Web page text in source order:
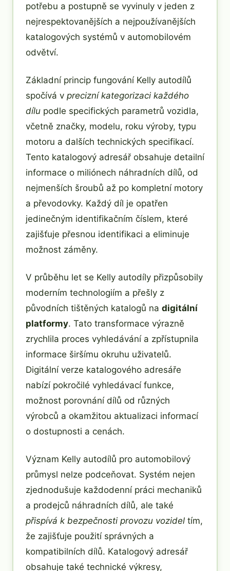
potřebu a postupně se vyvinuly v jeden z
nejrespektovanějších a nejpoužívanějších
katalogových systémů v automobilovém
odvětví.
Základní princip fungování Kelly autodílů
spočívá v precizní kategorizaci každého
dílu podle specifických parametrů vozidla,
včetně značky, modelu, roku výroby, typu
motoru a dalších technických specifikací.
Tento katalogový adresář obsahuje detailní
informace o miliónech náhradních dílů, od
nejmenších šroubů až po kompletní motory
a převodovky. Každý díl je opatřen
jedinečným identifikačním číslem, které
zajišťuje přesnou identifikaci a eliminuje
možnost záměny.
V průběhu let se Kelly autodíly přizpůsobily
moderním technologiím a přešly z
původních tištěných katalogů na digitální
platformy. Tato transformace výrazně
zrychlila proces vyhledávání a zpřístupnila
informace širšímu okruhu uživatelů.
Digitální verze katalogového adresáře
nabízí pokročilé vyhledávací funkce,
možnost porovnání dílů od různých
výrobců a okamžitou aktualizaci informací
o dostupnosti a cenách.
Význam Kelly autodílů pro automobilový
průmysl nelze podceňovat. Systém nejen
zjednodušuje každodenní práci mechaniků
a prodejců náhradních dílů, ale také
přispívá k bezpečnosti provozu vozidel tím,
že zajišťuje použití správných a
kompatibilních dílů. Katalogový adresář
obsahuje také technické výkresy,